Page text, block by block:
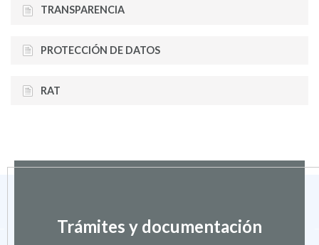
TRANSPARENCIA
PROTECCIÓN DE DATOS
RAT
Trámites y documentación